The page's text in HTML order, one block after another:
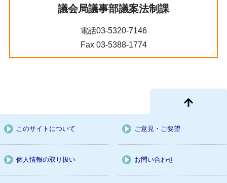
議会局議事部議案法制課
電話03-5320-7146
Fax 03-5388-1774
このサイトについて ご意見・ご要望
個人情報の取り扱い お問い合わせ